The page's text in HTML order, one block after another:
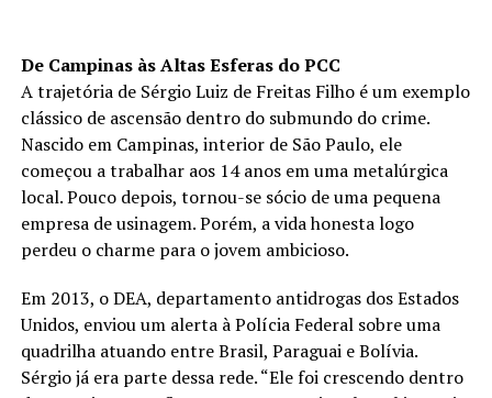
De Campinas às Altas Esferas do PCC
A trajetória de Sérgio Luiz de Freitas Filho é um exemplo
clássico de ascensão dentro do submundo do crime.
Nascido em Campinas, interior de São Paulo, ele
começou a trabalhar aos 14 anos em uma metalúrgica
local. Pouco depois, tornou-se sócio de uma pequena
empresa de usinagem. Porém, a vida honesta logo
perdeu o charme para o jovem ambicioso.
Em 2013, o DEA, departamento antidrogas dos Estados
Unidos, enviou um alerta à Polícia Federal sobre uma
quadrilha atuando entre Brasil, Paraguai e Bolívia.
Sérgio já era parte dessa rede. “Ele foi crescendo dentro